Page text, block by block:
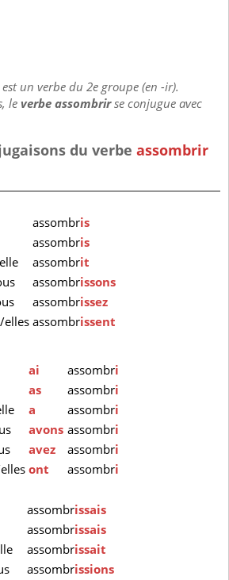
est un verbe du 2e groupe (en -ir).
leverbe assombrirse conjugue avec
du verbe assombrir
assombris
assombris
assombrit
assombrissons
assombrissez
elles assombrissent
ai assombri
as assombri
a assombri
avons assombri
avez assombri
ont assombri
assombrissais
assombrissais
assombrissait
assombrissions